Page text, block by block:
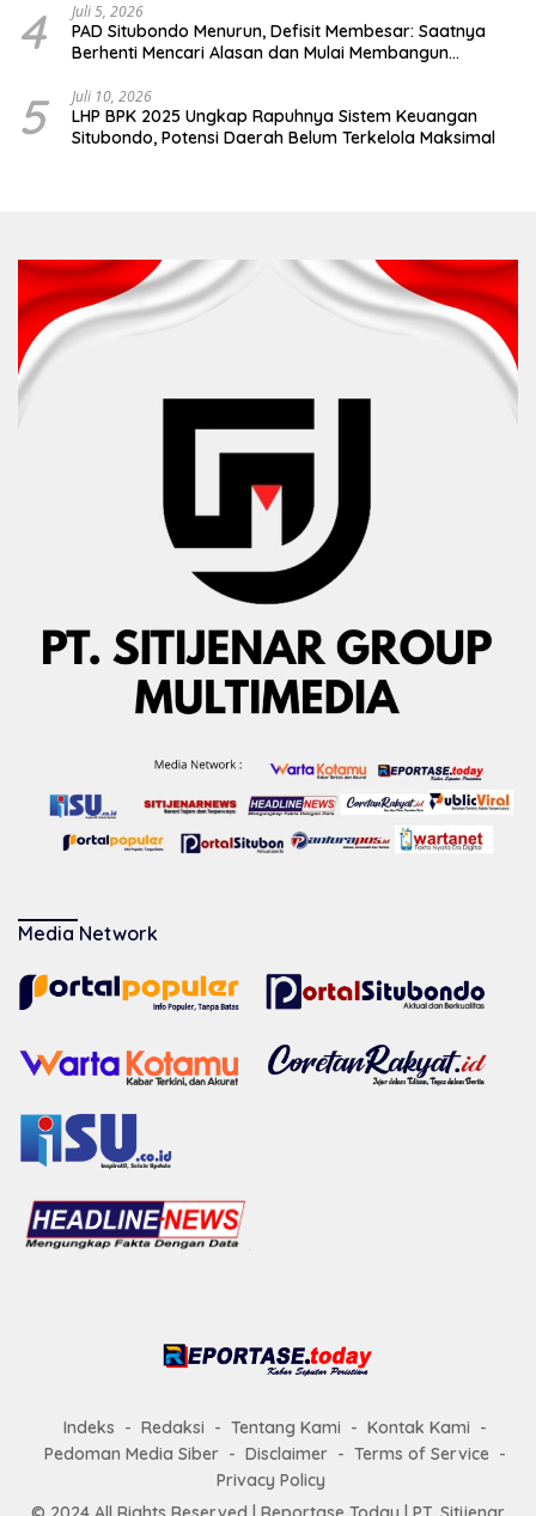
4 Juli 5, 2026
PAD Situbondo Menurun, Defisit Membesar: Saatnya
Berhenti Mencari Alasan dan Mulai Membangun
5 Juli 10, 2026
LHP BPK 2025 Ungkap Rapuhnya Sistem Keuangan
Situbondo, Potensi Daerah Belum Terkelola Maksimal
Media Network
Indeks Redaksi Tentang Kami
Kontak Kami
Pedoman Media Siber
Disclaimer
Terms of Service
Privacy Policy